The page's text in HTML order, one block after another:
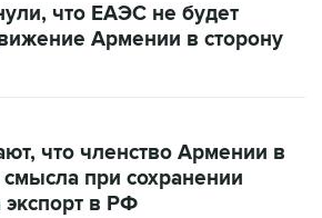
что ЕАЭС не будет
Армении в сторону
что членство Армении в
при сохранении
в РФ